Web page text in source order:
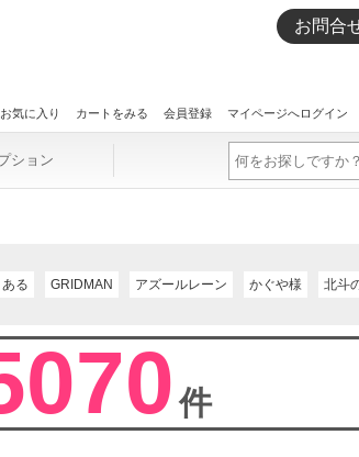
お問合
お気に入り カートをみる 会員登録 マイページへログイン
ション
ある GRIDMAN アズールレーン かぐや様 北斗
件